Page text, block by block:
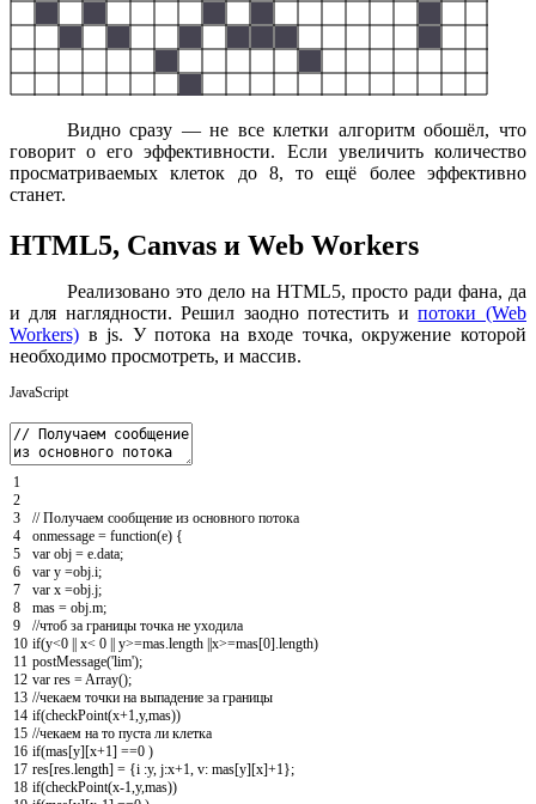
Видно сразу — не все клетки алгоритм обошёл, что
говорит о его эффективности. Если увеличить количество
просматриваемых клеток до 8, то ещё более эффективно
станет.
HTML5, Canvas и Web Workers
Реализовано это дело на HTML5, просто ради фана, да
и для наглядности. Решил заодно потестить ипотоки (Web
Workers) в js. У потока на входе точка, окружение которой
необходимо просмотреть, и массив.
JavaScript
1
2
3
4
5
6
7
8
9
10
11
12
13
14
15
16
17
18
// Получаем сообщение из основного потока
onmessage = function(e) {
var obj = e.data;
var y =obj.i;
var x =obj.j;
mas = obj.m;
//чтоб за границы точка не уходила
if(y<0 x< 0 y>=mas.length x>=mas[0].length)
postMessage('lim');
var res =Array();
//чекаем точки на выпадение за границы
if(checkPoint(x+1,y,mas))
//чекаем на то пуста ли клетка
if(mas[y][x+1] ==0 )
res[res.length] = {i :y, j:x+1, v: mas[y][x]+1};
if(checkPoint(x-1,y,mas))